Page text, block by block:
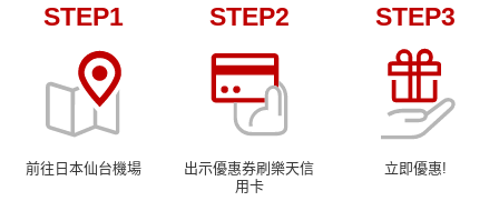
STEP1
前往日本仙台機場
STEP2
出示優惠券刷樂天信
用卡
STEP3
立即優惠!